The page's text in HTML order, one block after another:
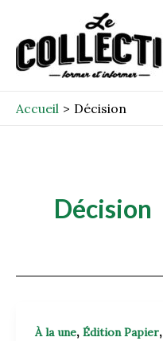
contenu
Accueil Décision
Décision
À la une, Édition Papier,